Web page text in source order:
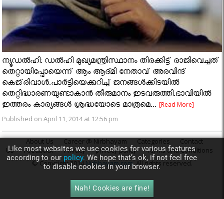
ന്യൂഡല്‍ഹി: ഡല്‍ഹി മുഖ്യമന്ത്രിസ്ഥാനം തിരക്കിട്ട് രാജിവെച്ചത്
തെറ്റായിപ്പോയെന്ന് ആം ആദ്മി നേതാവ് അരവിന്ദ്
കെജ്‌രിവാള്‍.പാര്‍ട്ടിയെക്കുറിച്ച് ജനങ്ങള്‍ക്കിടയില്‍
തെറ്റിദ്ധാരണയുണ്ടാകാന്‍ തീരുമാനം ഇടവരുത്തി.ഭാവിയില്‍
ഇത്തരം കാര്യങ്ങള്‍ ശ്രദ്ധയോടെ മാത്രമെ...[Read More]
Published on April 11, 2014 at 12:56 pm
About Us Career @ Nirbhayam Categories
Contact
Us
Feedback Privacy privacy policy
Terms and Conditions
© Copyright 2014Nirbhayam.com. All rights reserved.
Like most websites we use cookies for various features
according to our policy. We hope that’s ok, if not feel free
to disable cookies in your browser.
Nah! Cookies are fine!